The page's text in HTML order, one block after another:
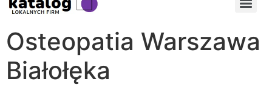
Osteopatia Warszawa
Białołęka